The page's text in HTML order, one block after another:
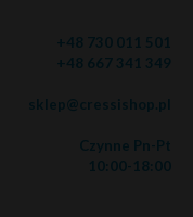
+48 730 011 501
+48 667 341 349
sklep@cressishop.pl
Czynne Pn-Pt
10:00-18:00